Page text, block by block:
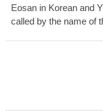
Eosan in Korean and
called by the name of